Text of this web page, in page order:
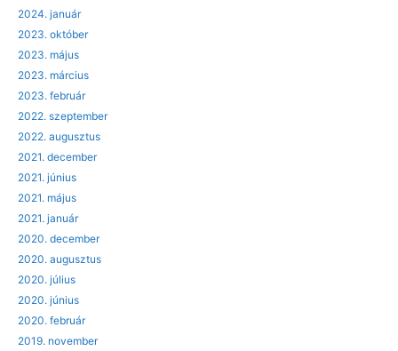
2024. január
2023. október
2023. május
2023. március
2023. február
2022. szeptember
2022. augusztus
2021. december
2021. június
2021. május
2021. január
2020. december
2020. augusztus
2020. július
2020. június
2020. február
2019. november